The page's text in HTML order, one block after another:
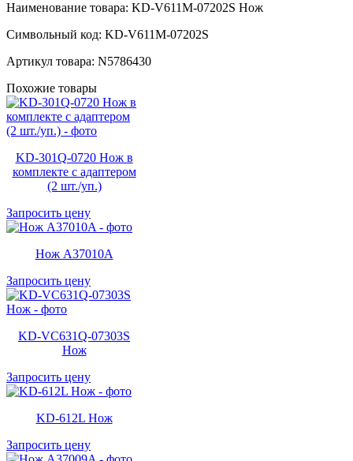
Наименование товара: KD-V611M-07202S Нож
Символьный код: KD-V611M-07202S
Артикул товара: N5786430
Похожие товары
KD-301Q-0720 Нож в
комплекте с адаптером
(2 шт./уп.)
Запросить цену
Нож A37010A
Запросить цену
KD-VC631Q-07303S
Нож
Запросить цену
KD-612L Нож
Запросить цену